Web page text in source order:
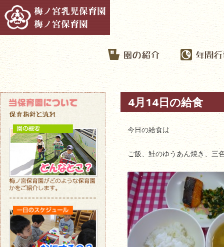
4月14日の給食
今日の給食は
ご飯、鮭のゆうあん焼き、三